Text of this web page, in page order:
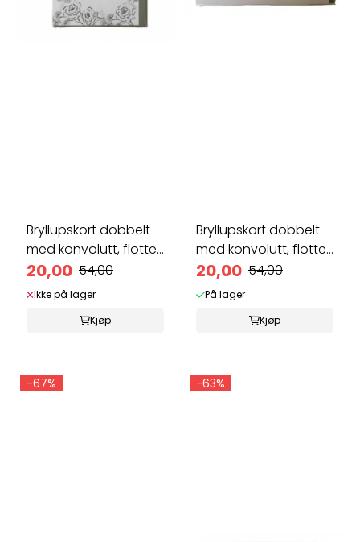
Bryllupskort dobbelt
med konvolutt, flotte
...
20,00 54,00
Ikke på lager
Kjøp
Bryllupskort dobbelt
med konvolutt, flotte
...
20,00 54,00
På lager
Kjøp
-67% -63%